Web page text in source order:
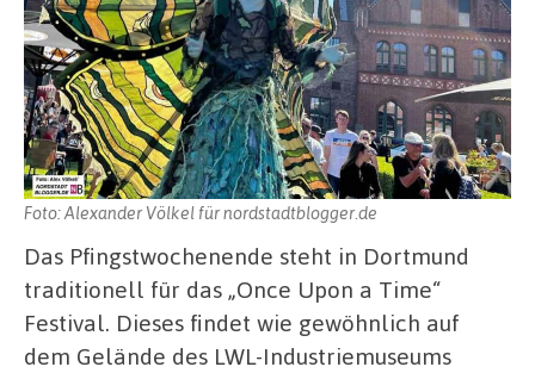
Foto: Alexander Völkel für nordstadtblogger.de
Das Pfingstwochenende steht in Dortmund
traditionell für das „Once Upon a Time“
Festival. Dieses findet wie gewöhnlich auf
dem Gelände des LWL-Industriemuseums